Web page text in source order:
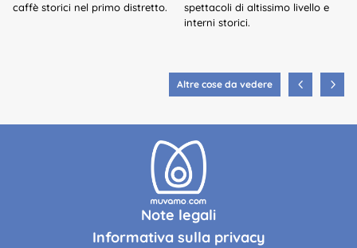
caffè storici nel primo distretto.
spettacoli di altissimo livello e
interni storici.
Altre cose da vedere
Note legali
Informativa sulla privacy